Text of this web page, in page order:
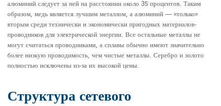
алюминий следует за ней на расстоянии около 35 процентов. Таким
образом, медь является лучшим металлом, а алюминий — «только»
вторым среди технически и экономически пригодных материалов-
проводников для электрической энергии. Все остальные металлы не
могут считаться проводниками, а сплавы обычно имеют значительно
более низкую проводимость, чем чистые металлы. Серебро и золото
полностью исключены из-за их высокой цены.
Структура сетевого